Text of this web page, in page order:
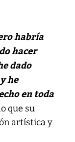
habría
hacer
dado
he
en toda
que su
artística y